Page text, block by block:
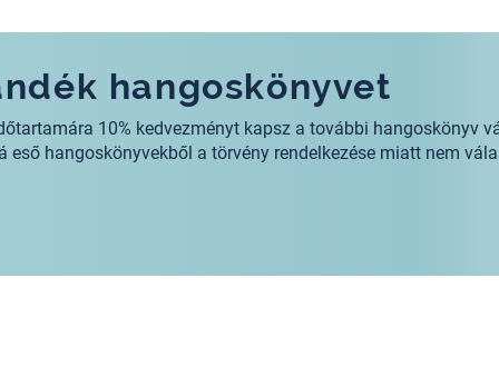
hangoskönyvet
10% kedvezményt kapsz a további hangoskönyv
eső hangoskönyvekből a törvény rendelkezése miatt nem